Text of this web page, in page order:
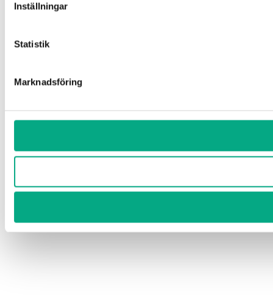
Inställningar
Statistik
Marknadsföring